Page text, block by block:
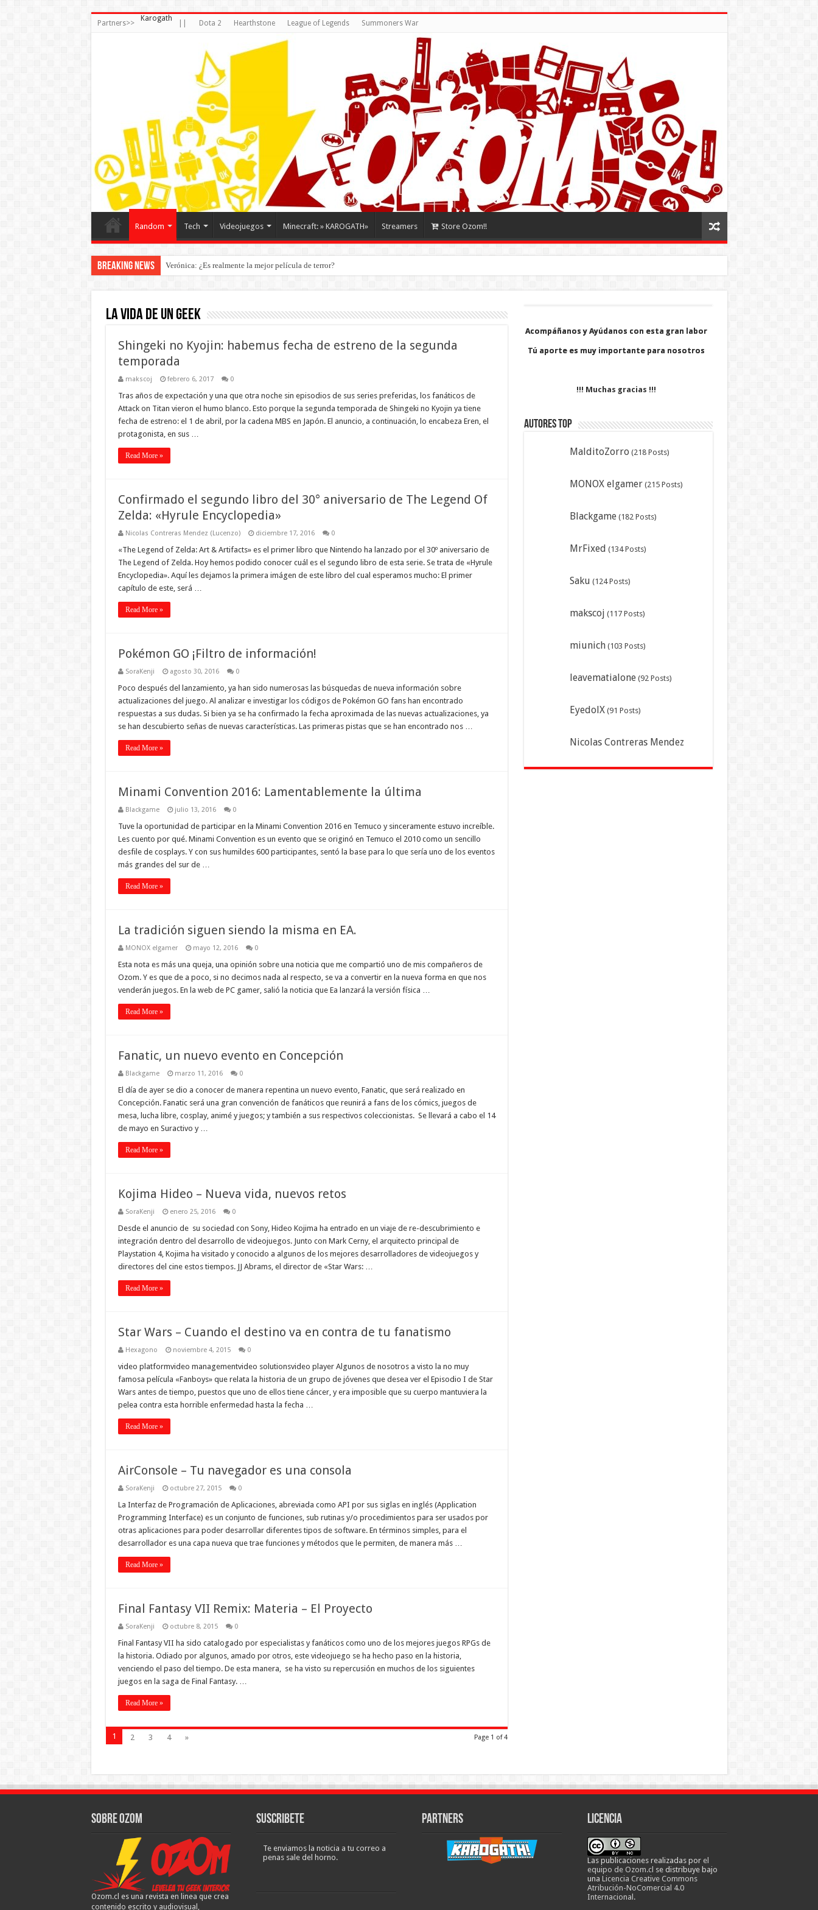
Partners>>
Karogath
Dota 2 Hearthstone League of Legends Summoners War
Random Tech Videojuegos Minecraft: » KAROGATH» Streamers Store Ozom!!
Breaking News Verónica: ¿Es realmente la mejor película de terror?
La vida de un geek
Shingeki no Kyojin: habemus fecha de estreno de la segunda
temporada
makscoj febrero 6, 2017 0
Tras años de expectación y una que otra noche sin episodios de sus series preferidas, los fanáticos de
Attack on Titan vieron el humo blanco. Esto porque la segunda temporada de Shingeki no Kyojin ya tiene
fecha de estreno: el 1 de abril, por la cadena MBS en Japón. El anuncio, a continuación, lo encabeza Eren, el
protagonista, en sus …
Read More »
Confirmado el segundo libro del 30° aniversario de The Legend Of
Zelda: «Hyrule Encyclopedia»
Nicolas Contreras Mendez (Lucenzo) diciembre 17, 2016 0
«The Legend of Zelda: Art & Artifacts» es el primer libro que Nintendo ha lanzado por el 30º aniversario de
The Legend of Zelda. Hoy hemos podido conocer cuál es el segundo libro de esta serie. Se trata de «Hyrule
Encyclopedia». Aquí les dejamos la primera imágen de este libro del cual esperamos mucho: El primer
capítulo de este, será …
Read More »
Pokémon GO ¡Filtro de información!
SoraKenji agosto 30, 2016 0
Poco después del lanzamiento, ya han sido numerosas las búsquedas de nueva información sobre
actualizaciones del juego. Al analizar e investigar los códigos de Pokémon GO fans han encontrado
respuestas a sus dudas. Si bien ya se ha confirmado la fecha aproximada de las nuevas actualizaciones, ya
se han descubierto señas de nuevas características. Las primeras pistas que se han encontrado nos …
Read More »
Minami Convention 2016: Lamentablemente la última
Blackgame julio 13, 2016 0
Tuve la oportunidad de participar en la Minami Convention 2016 en Temuco y sinceramente estuvo increíble.
Les cuento por qué. Minami Convention es un evento que se originó en Temuco el 2010 como un sencillo
desfile de cosplays. Y con sus humildes 600 participantes, sentó la base para lo que sería uno de los eventos
más grandes del sur de …
Read More »
La tradición siguen siendo la misma en EA.
MONOX elgamer mayo 12, 2016 0
Esta nota es más una queja, una opinión sobre una noticia que me compartió uno de mis compañeros de
Ozom. Y es que de a poco, si no decimos nada al respecto, se va a convertir en la nueva forma en que nos
venderán juegos. En la web de PC gamer, salió la noticia que Ea lanzará la versión física …
Read More »
Fanatic, un nuevo evento en Concepción
Blackgame marzo 11, 2016 0
El día de ayer se dio a conocer de manera repentina un nuevo evento, Fanatic, que será realizado en
Concepción. Fanatic será una gran convención de fanáticos que reunirá a fans de los cómics, juegos de
mesa, lucha libre, cosplay, animé y juegos; y también a sus respectivos coleccionistas. Se llevará a cabo el 14
de mayo en Suractivo y …
Read More »
Kojima Hideo – Nueva vida, nuevos retos
SoraKenji enero 25, 2016 0
Desde el anuncio de su sociedad con Sony, Hideo Kojima ha entrado en un viaje de re-descubrimiento e
integración dentro del desarrollo de videojuegos. Junto con Mark Cerny, el arquitecto principal de
Playstation 4, Kojima ha visitado y conocido a algunos de los mejores desarrolladores de videojuegos y
directores del cine estos tiempos. JJ Abrams, el director de «Star Wars: …
Read More »
Star Wars – Cuando el destino va en contra de tu fanatismo
Hexagono noviembre 4, 2015 0
video platformvideo managementvideo solutionsvideo player Algunos de nosotros a visto la no muy
famosa película «Fanboys» que relata la historia de un grupo de jóvenes que desea ver el Episodio I de Star
Wars antes de tiempo, puestos que uno de ellos tiene cáncer, y era imposible que su cuerpo mantuviera la
pelea contra esta horrible enfermedad hasta la fecha …
Read More »
AirConsole – Tu navegador es una consola
SoraKenji octubre 27, 2015 0
La Interfaz de Programación de Aplicaciones, abreviada como API por sus siglas en inglés (Application
Programming Interface) es un conjunto de funciones, sub rutinas y/o procedimientos para ser usados por
otras aplicaciones para poder desarrollar diferentes tipos de software. En términos simples, para el
desarrollador es una capa nueva que trae funciones y métodos que le permiten, de manera más …
Read More »
Final Fantasy VII Remix: Materia – El Proyecto
SoraKenji octubre 8, 2015 0
Final Fantasy VII ha sido catalogado por especialistas y fanáticos como uno de los mejores juegos RPGs de
la historia. Odiado por algunos, amado por otros, este videojuego se ha hecho paso en la historia,
venciendo el paso del tiempo. De esta manera, se ha visto su repercusión en muchos de los siguientes
juegos en la saga de Final Fantasy. …
Read More »
Page 1 of 4
1 2 3 4 »
Acompáñanos y Ayúdanos con esta gran labor
Acompáñanos y Ayúdanos con esta gran labor
Tú aporte es muy importante para nosotros
Tú aporte es muy importante para nosotros
!!! Muchas gracias !!!
Autores Top
MalditoZorro (218 Posts)
MONOX elgamer (215 Posts)
Blackgame (182 Posts)
MrFixed (134 Posts)
Saku (124 Posts)
makscoj (117 Posts)
miunich (103 Posts)
leavematialone (92 Posts)
EyedolX (91 Posts)
Nicolas Contreras Mendez
(Lucenzo) (87 Posts)
Sobre Ozom
Ozom.cl es una revista en linea que crea
contenido escrito y audiovisual,
Suscribete
Te enviamos la noticia a tu correo a
penas sale del horno.
Partners Licencia
Las publicaciones realizadaspor el
equipo de Ozom.cl se distribuye bajo
una Licencia Creative Commons
Atribución-NoComercial 4.0
Internacional .